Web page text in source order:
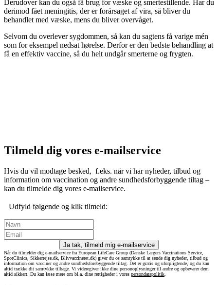
Derudover kan du også få brug for væske og smertestillende. Har du
derimod fået meningitis, der er forårsaget af vira, så bliver du
behandlet med væske, mens du bliver overvåget.
Selvom du overlever sygdommen, så kan du sagtens få varige mén
som for eksempel nedsat hørelse. Derfor er den bedste behandling at
få en effektiv vaccine, så du helt undgår smerterne og frygten.
Tilmeld dig vores e-mailservice
Hvis du vil modtage besked, f.eks. når vi har nyheder, tilbud og
information om vaccination og andre sundhedsforbyggende tiltag –
kan du tilmelde dig vores e-mailservice.
Udfyld følgende og klik tilmeld:
Ja tak, tilmeld mig e-mailservice
Når du tilmelder dig e-mailservice fra European LifeCare Group (Danske Lægers Vaccinations Service,
SpotClinics, Sikkerrejse.dk, Blivvaccineret.dk) giver du os samtykke til at sende dig nyheder, tilbud og
information om vacciner og andre sundhedsforebyggende tiltag. Det er gratis og uforpligtende, og du kan
altid trække dit samtykke tilbage. Vi videregiver ikke dine personoplysninger til andre og opbevarer dem
altid sikkert. Du kan læse mere om bl.a. dine rettigheder i vores persondatapolitik.